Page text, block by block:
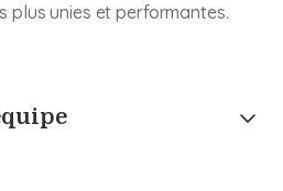
plus unies et performantes.